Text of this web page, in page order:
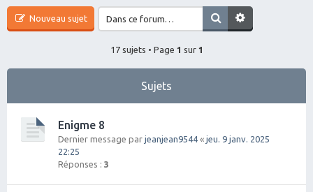
Nouveau sujet
17 sujets • Page 1 sur 1
Sujets
Enigme 8
Dernier message par jeanjean9544 « jeu. 9 janv. 2025
22:25
Réponses : 3